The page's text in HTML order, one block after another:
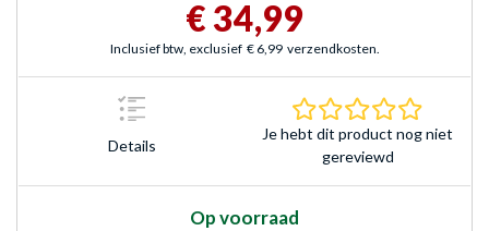
€ 34,99
Inclusief btw, exclusief € 6,99 verzendkosten.
Details
Je hebt dit product nog niet
gereviewd
Op voorraad